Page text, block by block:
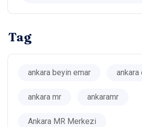
Tag
ankara beyin emar ankara
ankara mr ankaramr
Ankara MR Merkezi